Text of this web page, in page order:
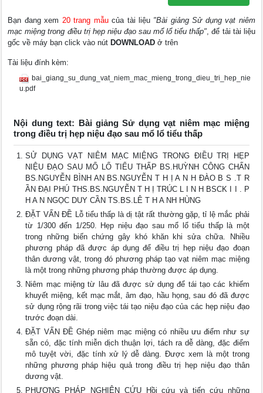
Bạn đang xem 20 trang mẫucủa tài liệu "Bài giảng Sử dụng vạt niêm
mạc miệng trong điều trị hẹp niệu đạo sau mổ lổ tiểu thấp", để tải tài liệu
gốc về máy bạn click vào nút DOWNLOAD ở trên
Tài liệu đính kèm:
bai_giang_su_dung_vat_niem_mac_mieng_trong_dieu_tri_hep_nie
u.pdf
Nội dung text: Bài giảng Sử dụng vạt niêm mạc miệng
trong điều trị hẹp niệu đạo sau mổ lổ tiểu thấp
SỬ DỤNG VẠT NIÊM MẠC MIỆNG TRONG ĐIỀU TRỊ HẸP
NIỆU ĐẠO SAU MỔ LỔ TIỂU THẤP BS.HUỲNH CÔNG CHẤN
BS.NGUYỄN BÌNH AN BS.NGUYỄN T H Ị A N H ĐÀO B S .T R
ẦN ĐẠI PHÚ THS.BS.NGUYỄN T H Ị TRÚC L I N H BSCK I I . P
H A N NGỌC DUY CẦN TS.BS.LÊ T H A NH HÙNG
ĐẶT VẤN ĐỀ Lỗ tiểu thấp là dị tật rất thường gặp, tỉ lệ mắc phải
từ 1/300 đến 1/250. Hẹp niệu đạo sau mổ lổ tiểu thấp là một
trong những biến chứng gây khó khăn khi sửa chữa. Nhiều
phương pháp đã được áp dụng để điều trị hẹp niệu đạo đoạn
thân dương vật, trong đó phương pháp tạo vạt niêm mạc miệng
là một trong những phương pháp thường được áp dụng.
Niêm mạc miệng từ lâu đã được sử dụng để tái tạo các khiếm
khuyết miệng, kết mạc mắt, âm đạo, hầu họng, sau đó đã được
sử dụng rộng rãi trong việc tái tạo niệu đạo của các hẹp niệu đạo
trước đoạn dài.
ĐẶT VẤN ĐỀ Ghép niêm mạc miệng có nhiều ưu điểm như sự
sẵn có, đặc tính miễn dịch thuận lợi, tách ra dễ dàng, đặc điểm
mô tuyệt vời, đặc tính xử lý dễ dàng. Được xem là một trong
những phương pháp hiệu quả trong điều trị hẹp niệu đạo thân
dương vật.
PHƯƠNG PHÁP NGHIÊN CỨU Hồi cứu và tiến cứu những